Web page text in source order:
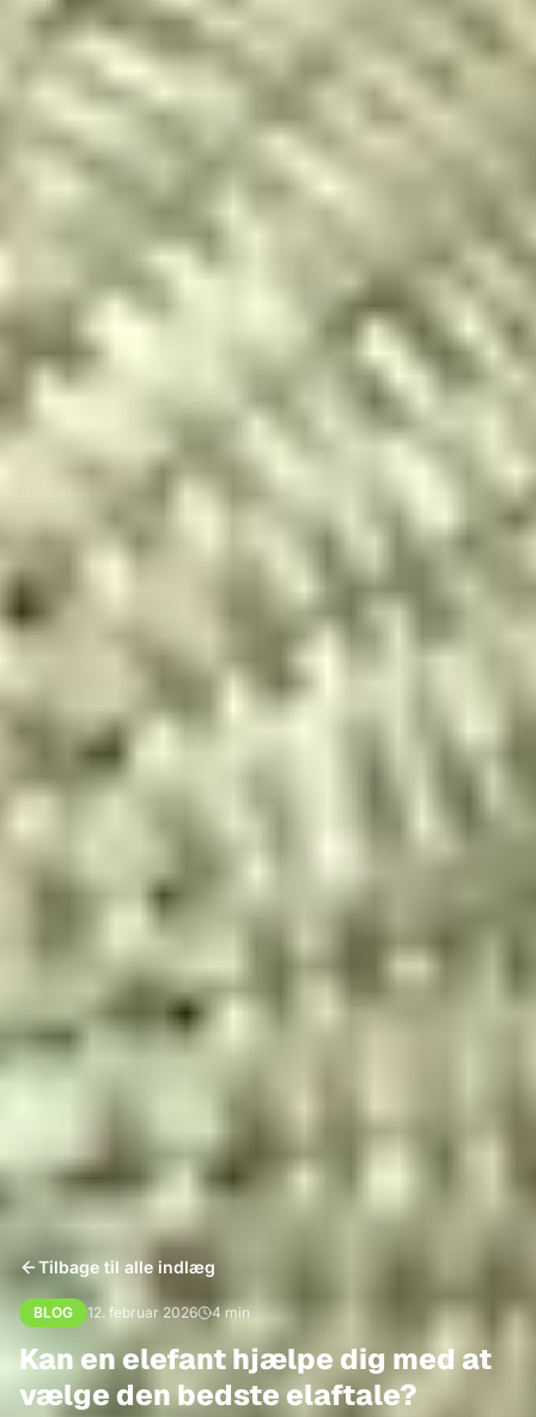
Tilbage til alle indlæg
BLOG 12. februar 2026 4 min
Kan en elefant hjælpe dig med at
vælge den bedste elaftale?